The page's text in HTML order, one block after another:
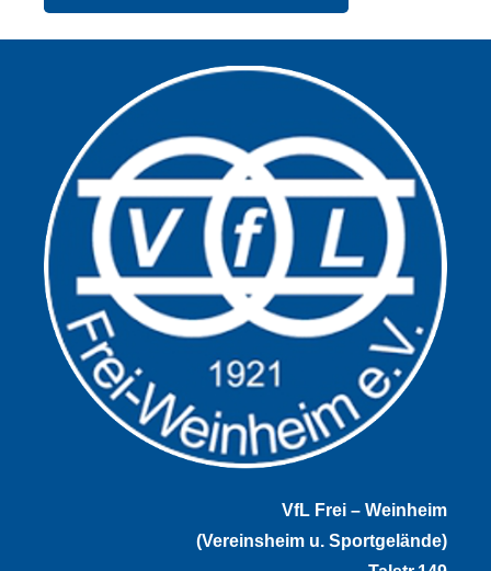
VfL Frei – Weinheim
(Vereinsheim u. Sportgelände)